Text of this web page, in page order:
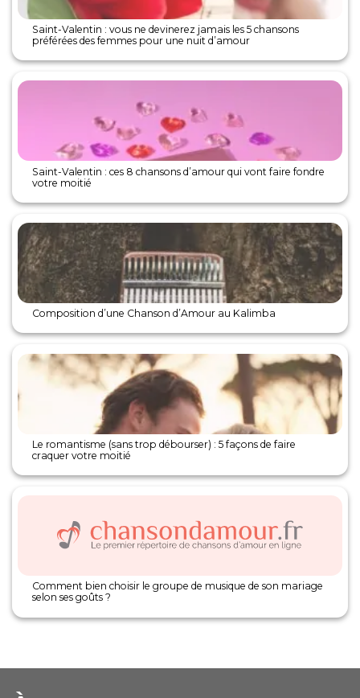
Saint-Valentin : vous ne devinerez jamais les 5 chansons
préférées des femmes pour une nuit d’amour
Saint-Valentin : ces 8 chansons d’amour qui vont faire fondre
votre moitié
Composition d’une Chanson d’Amour au Kalimba
Le romantisme (sans trop débourser) : 5 façons de faire
craquer votre moitié
Comment bien choisir le groupe de musique de son mariage
selon ses goûts ?